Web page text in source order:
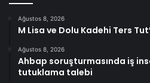
Ağustos 8, 2026
M Lisa ve Dolu Kadehi Ters
Ağustos 8, 2026
Ahbap soruşturmasında iş
tutuklama talebi